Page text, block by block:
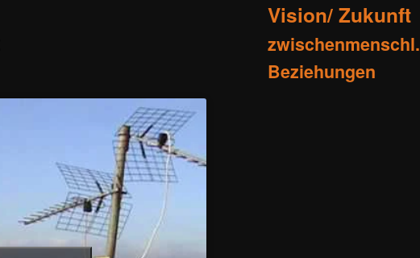
Vision/ Zukunft
zwischenmenschl.
Beziehungen